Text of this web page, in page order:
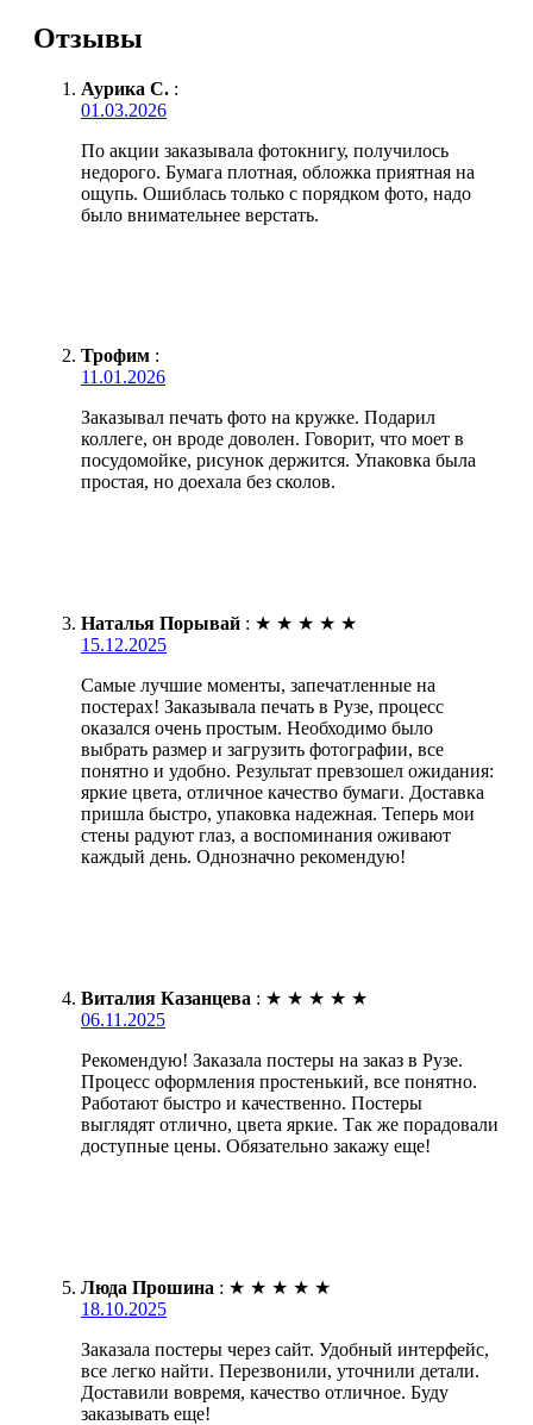
Отзывы
Аурика С. :
01.03.2026
По акции заказывала фотокнигу, получилось
недорого. Бумага плотная, обложка приятная на
ощупь. Ошиблась только с порядком фото, надо
было внимательнее верстать.
Трофим :
11.01.2026
Заказывал печать фото на кружке. Подарил
коллеге, он вроде доволен. Говорит, что моет в
посудомойке, рисунок держится. Упаковка была
простая, но доехала без сколов.
Наталья Порывай : ★ ★ ★ ★ ★
15.12.2025
Самые лучшие моменты, запечатленные на
постерах! Заказывала печать в Рузе, процесс
оказался очень простым. Необходимо было
выбрать размер и загрузить фотографии, все
понятно и удобно. Результат превзошел ожидания:
яркие цвета, отличное качество бумаги. Доставка
пришла быстро, упаковка надежная. Теперь мои
стены радуют глаз, а воспоминания оживают
каждый день. Однозначно рекомендую!
Виталия Казанцева : ★ ★ ★ ★ ★
06.11.2025
Рекомендую! Заказала постеры на заказ в Рузе.
Процесс оформления простенький, все понятно.
Работают быстро и качественно. Постеры
выглядят отлично, цвета яркие. Так же порадовали
доступные цены. Обязательно закажу еще!
Люда Прошина : ★ ★ ★ ★ ★
18.10.2025
Заказала постеры через сайт. Удобный интерфейс,
все легко найти. Перезвонили, уточнили детали.
Доставили вовремя, качество отличное. Буду
заказывать еще!